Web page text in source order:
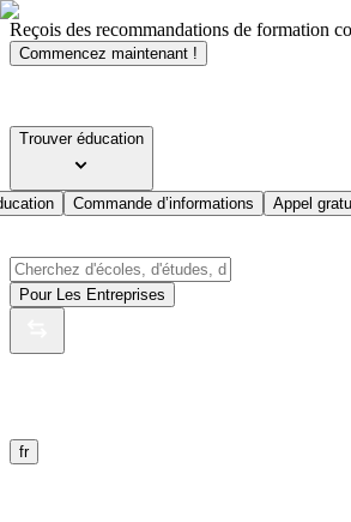
Reçois des recommandations de formation
Commencez maintenant !
Trouver éducation
Commande d’informations Appel
Pour Les Entreprises
fr